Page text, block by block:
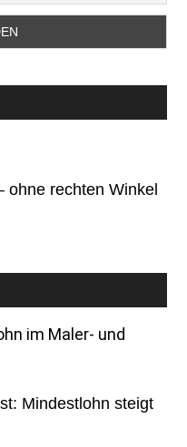
ohne rechten Winkel
Mindestlohn steigt